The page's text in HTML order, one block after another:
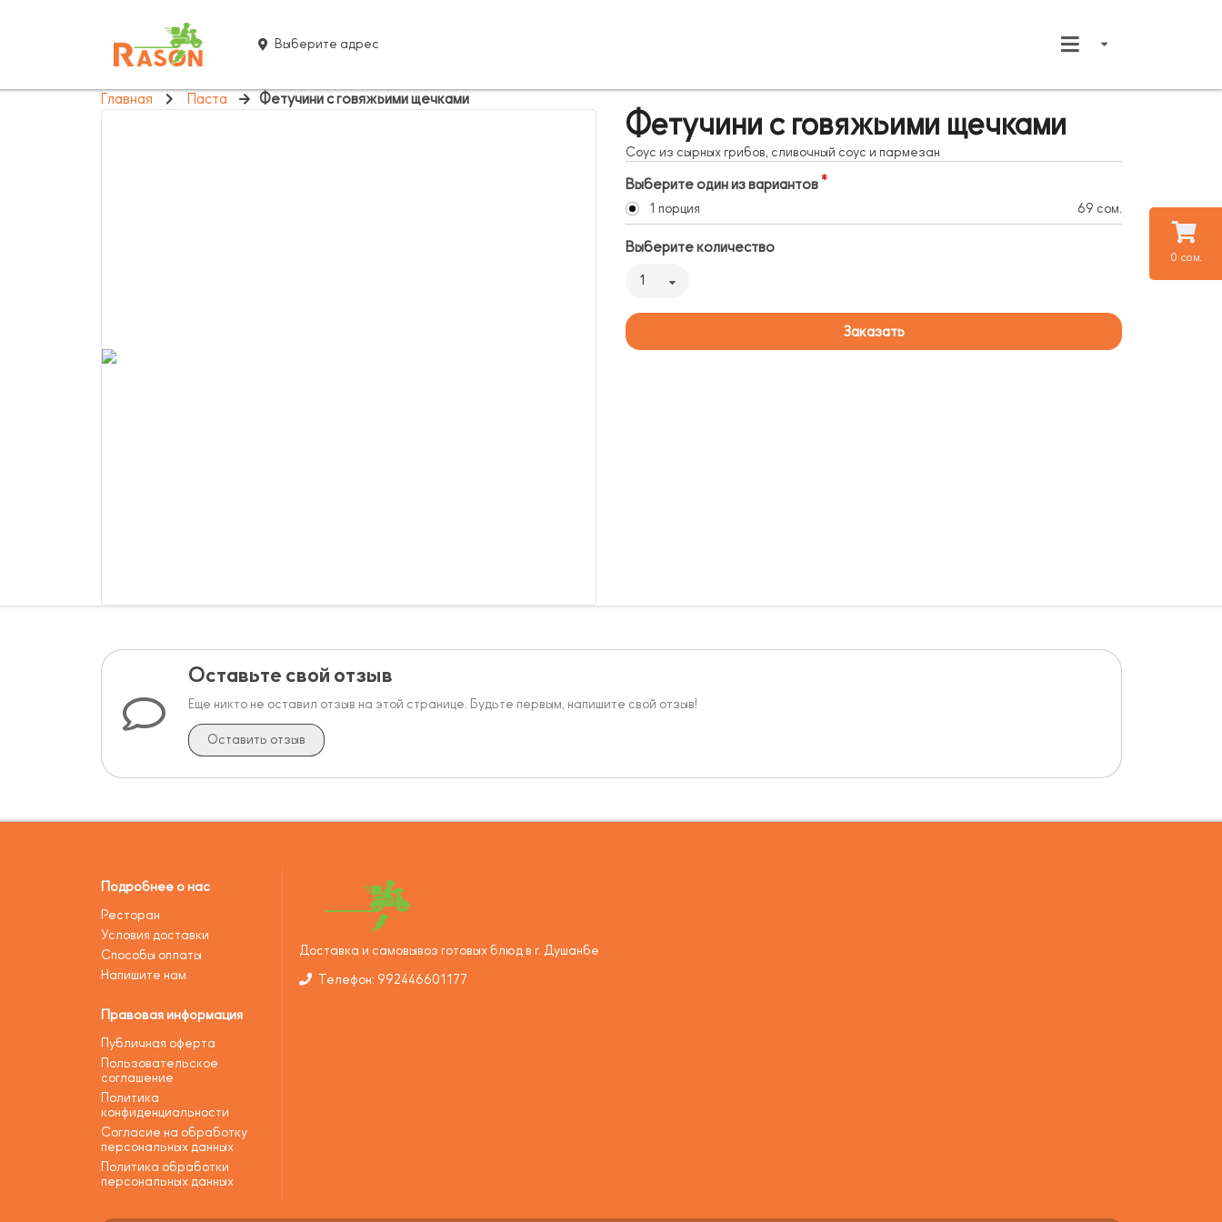
0 сом.
Выберите адрес
Главная Паста Фетучини с говяжьими щечками
Фетучини с говяжьими щечками
Соус из сырных грибов, сливочный соус и пармезан
Выберите один из вариантов
1 порция 69 сом.
Выберите количество
1
Заказать
Оставьте свой отзыв
Еще никто не оставил отзыв на этой странице. Будьте первым, напишите свой отзыв!
Оставить отзыв
Подробнее о нас
Ресторан
Условия доставки
Способы оплаты
Напишите нам
Правовая информация
Публичная оферта
Пользовательское
соглашение
Политика
конфиденциальности
Согласие на обработку
персональных данных
Политика обработки
персональных данных
Доставка и самовывоз готовых блюд в г. Душанбе
Телефон: 992446601177